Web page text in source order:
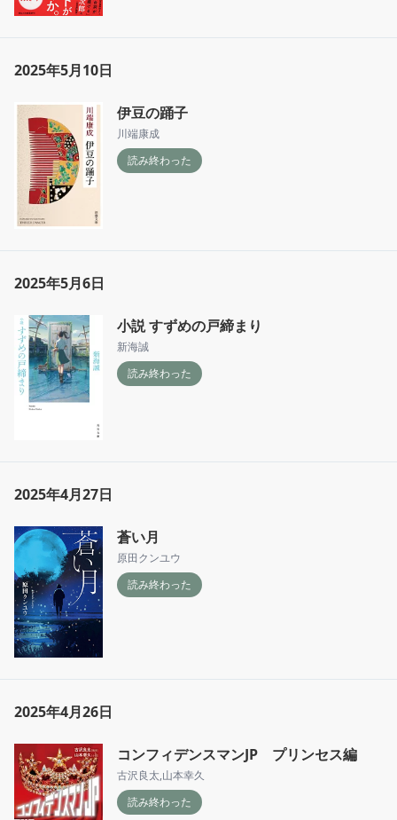
2025年5月10日
伊豆の踊子
川端康成
読み終わった
2025年5月6日
小説 すずめの戸締まり
新海誠
読み終わった
2025年4月27日
蒼い月
原田クンユウ
読み終わった
2025年4月26日
コンフィデンスマンJP プリンセス編
古沢良太,山本幸久
読み終わった